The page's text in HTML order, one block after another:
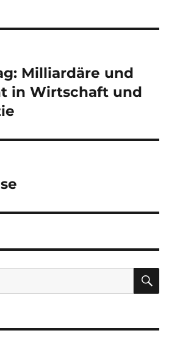
Milliardäre und
in Wirtschaft und